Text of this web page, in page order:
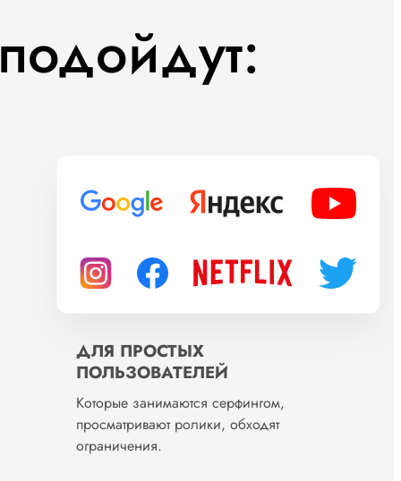
ДЛЯ ПРОСТЫХ
ПОЛЬЗОВАТЕЛЕЙ
Которые занимаются серфингом,
просматривают ролики, обходят
ограничения.